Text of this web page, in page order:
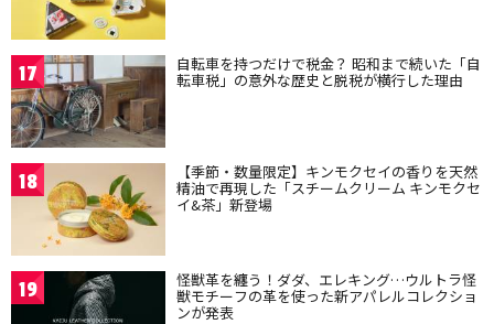
17 自転車を持つだけで税金？ 昭和まで続いた「自
転車税」の意外な歴史と脱税が横行した理由
18 【季節・数量限定】キンモクセイの香りを天然
精油で再現した「スチームクリーム キンモクセ
イ&茶」新登場
19 怪獣革を纏う！ダダ、エレキング…ウルトラ怪
獣モチーフの革を使った新アパレルコレクショ
ンが発表